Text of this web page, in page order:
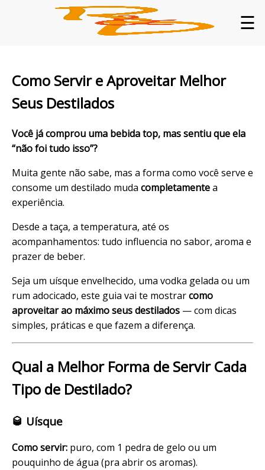
☰
Como Servir e Aproveitar Melhor
Seus Destilados
Você já comprou uma bebida top, mas sentiu que ela
“não foi tudo isso”?
Muita gente não sabe, mas a forma como você serve e
consome um destilado muda completamentea
experiência.
Desde a taça, a temperatura, até os
acompanhamentos: tudo influencia no sabor, aroma e
prazer de beber.
Seja um uísque envelhecido, uma vodka gelada ou um
rum adocicado, este guia vai te mostrarcomo
aproveitar ao máximo seus destilados — com dicas
simples, práticas e que fazem a diferença.
Qual a Melhor Forma de Servir Cada
Tipo de Destilado?
🥃 Uísque
Como servir: puro, com 1 pedra de gelo ou um
pouquinho de água (pra abrir os aromas).